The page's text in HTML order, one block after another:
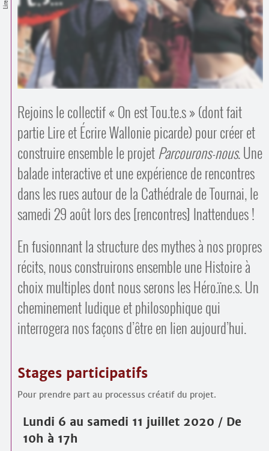
·
Comprendre et parler
Bienvenue en Belgique
Trouver un lieu d’alphabétisation
Rejoins le collectif « On est Tou.te.s » (dont fait
partie Lire et Écrire Wallonie picarde) pour créer et
construire ensemble le projetParcourons-nous. Une
balade interactive et une expérience de rencontres
dans les rues autour de la Cathédrale de Tournai, le
samedi 29 août lors des [rencontres] Inattendues !
En fusionnant la structure des mythes à nos propres
récits, nous construirons ensemble une Histoire à
choix multiples dont nous serons les Héro.ïne.s. Un
cheminement ludique et philosophique qui
interrogera nos façons d’être en lien aujourd’hui.
Stages participatifs
Pour prendre part au processus créatif du projet.
Lundi 6 au samedi 11 juillet 2020 / De
10h à 17h